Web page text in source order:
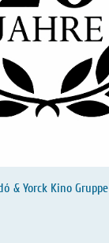
& Yorck Kino Gruppe